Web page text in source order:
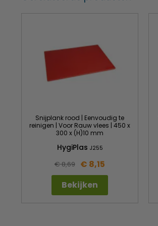
Snijplank rood | Eenvoudig te
reinigen | Voor Rauw vlees | 450 x
300 x (H)10 mm
HygiPlas J255
€ 8,69 € 8,15
Bekijken